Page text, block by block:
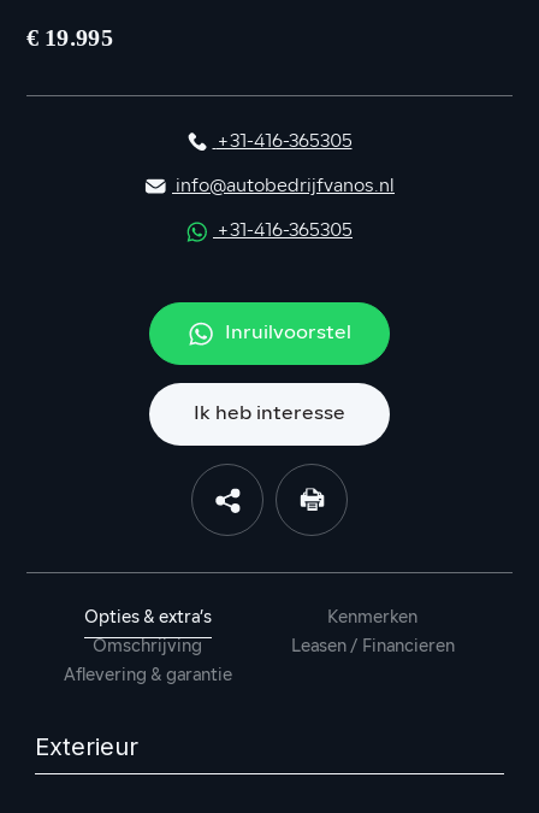
€ 19.995
+31-416-365305
info@autobedrijfvanos.nl
+31-416-365305
Inruilvoorstel
Ik heb interesse
Opties & extra’s
Kenmerken
Omschrijving
Leasen / Financieren
Aflevering & garantie
Exterieur